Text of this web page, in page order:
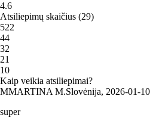
4.6
Atsiliepimų skaičius (29)
522
44
32
21
10
Kaip veikia atsiliepimai?
MMARTINA M.Slovėnija, 2026‑01‑10
super